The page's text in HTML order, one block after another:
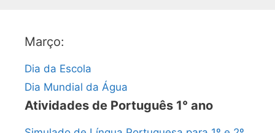
Março:
Dia da Escola
Dia Mundial da Água
Atividades de Português 1° ano